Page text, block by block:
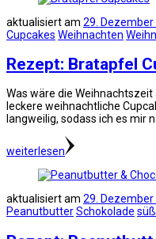
aktualisiert am 29. Dezember
Cupcakes Weihnachten
Rezept: Bratapfel
Was wäre die
leckere weihnachtliche
langweilig, sodass ich es mir
weiterlesen
aktualisiert am 29. Dezember
PeanutbutterSchokolade